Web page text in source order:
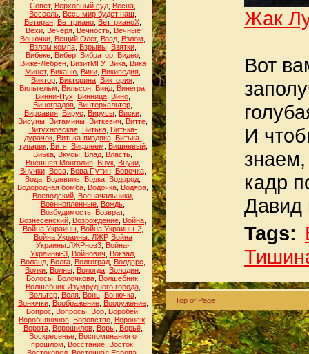
Совет, Верховный суд Весна
Вессель Весь мир будет наш
Ветеран Веттриано ВеттрианоХ
Вехи, Вечеря, Вечность, Вечные
Вонючки Вещий Олег, Взад Взлом
Взлом компа, Взрывы, Взятки,
Вибеке, Вибер, Вибратор, Видео,
Виже-Лебрён, ВизитМГУ, Вика, Вика
Минет, Виканю Вики Википедия
Виктор Викторина Виктория
Вильгельм
Вильсон, Винд, Винегра,
Винни-Пух
Винница Вино
Виноградов Винтерхальтер
Вирсавия Вирус Вирусы Виски
Висуны Витамины Виткевич Витте
Витухновская, Витька, Витька-
дурачок, Витька-пиздяка, Витька-
тупарик, Витя, Вифлеем Вишневый,
Виька Вкусы Влад Власть
Внешняя Монголия, Внук, Внуки,
Внучки, Вова, Вова Путин, Вовочка,
Вода Водевиль Водка Водород
Водородная бомба Водочка Водяра
Воеводский, Военачальники,
Военнопленные Вождь
Возбудимость Возврат,
Вознесенский Возрождение Война
Война Украины, Война Украины-2,
Война Украины. ЛЖР, Война
Украины.ЛЖРнов3 Война-
Украины-3, Войнович Вокзал,
Воланд, Волга, Волгоград, Волдерс
Волки Волны Вологда Володин
Волосы, Волочкова, Волшебник,
Волшебник Изумрудного города,
Вольтер Воля Вонь Вонючка
Вонючки, Воображение, Вооружение,
Вопрос
Вопросы, Вор, Воробей,
Воробьянинов Воровство Воронеж
Ворота, Ворошилов, Воры, Ворьё,
Воскресенье Воспоминания о
прошлом
Восстание, Восток,
Жак
Вот
И
кадр
Давид
Tags:
Top of Page